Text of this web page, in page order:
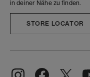
in deiner Nähe zu finden.
STORE LOCATOR